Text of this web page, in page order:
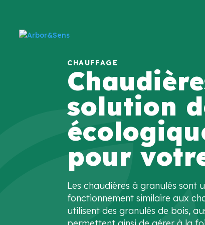
solution
pour
Les chaudières à granulés sont
fonctionnement similaire aux
utilisent des granulés de bois,